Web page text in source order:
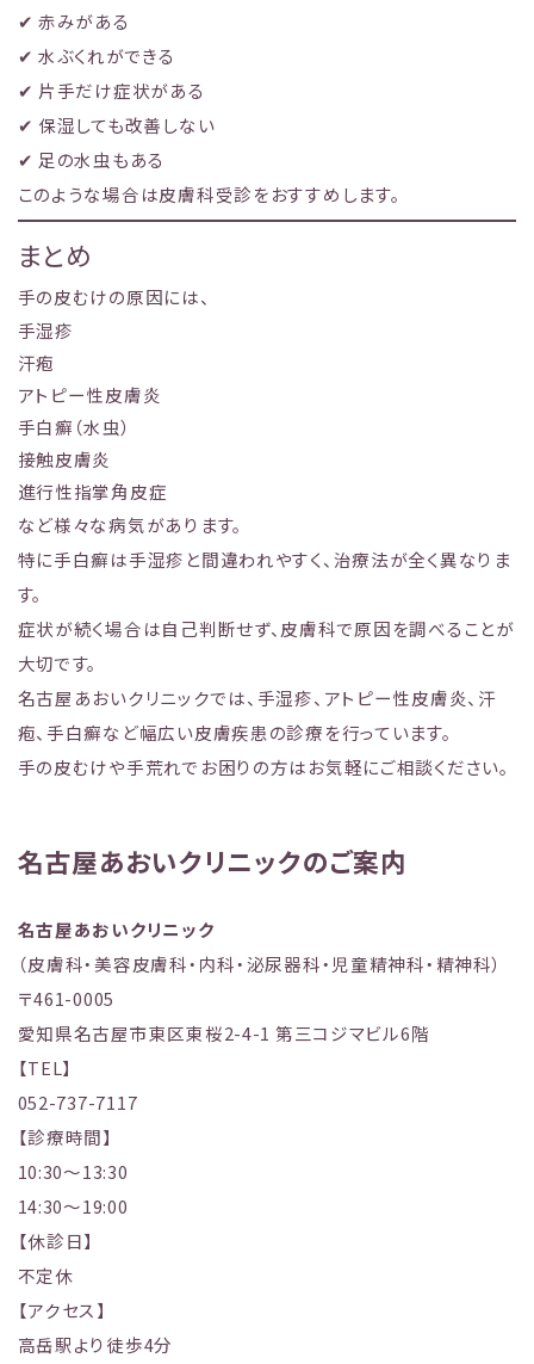
✔ 赤みがある
✔ 水ぶくれができる
✔ 片手だけ症状がある
✔ 保湿しても改善しない
✔ 足の水虫もある
このような場合は皮膚科受診をおすすめします。
まとめ
手の皮むけの原因には、
手湿疹
汗疱
アトピー性皮膚炎
手白癬（水虫）
接触皮膚炎
進行性指掌角皮症
など様々な病気があります。
特に手白癬は手湿疹と間違われやすく、治療法が全く異なりま
す。
症状が続く場合は自己判断せず、皮膚科で原因を調べることが
大切です。
名古屋あおいクリニックでは、手湿疹、アトピー性皮膚炎、汗
疱、手白癬など幅広い皮膚疾患の診療を行っています。
手の皮むけや手荒れでお困りの方はお気軽にご相談ください。
名古屋あおいクリニックのご案内
名古屋あおいクリニック
（皮膚科・美容皮膚科・内科・泌尿器科・児童精神科・精神科）
〒461-0005
愛知県名古屋市東区東桜2-4-1 第三コジマビル6階
【TEL】
052-737-7117
【診療時間】
10:30～13:30
14:30～19:00
【休診日】
不定休
【アクセス】
高岳駅より徒歩4分